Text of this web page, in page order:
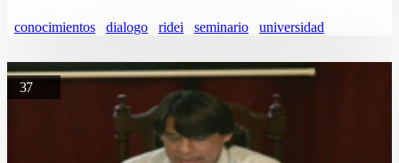
conocimientos dialogo ridei seminario universidad
37